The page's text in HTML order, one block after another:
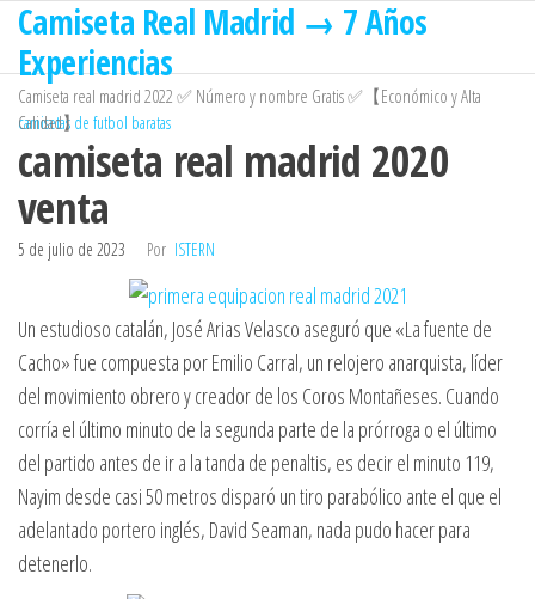
Saltar
contenido
Camiseta Real Madrid → 7 Años
Experiencias
Camiseta real madrid 2022 ✅ Número y nombre Gratis ✅【Económico y Alta
Calidad】
camisetas de futbol baratas
camiseta real madrid 2020
venta
5 de julio de 2023 Por ISTERN
Un estudioso catalán, José Arias Velasco aseguró que «La fuente de
Cacho» fue compuesta por Emilio Carral, un relojero anarquista, líder
del movimiento obrero y creador de los Coros Montañeses. Cuando
corría el último minuto de la segunda parte de la prórroga o el último
del partido antes de ir a la tanda de penaltis, es decir el minuto 119,
Nayim desde casi 50 metros disparó un tiro parabólico ante el que el
adelantado portero inglés, David Seaman, nada pudo hacer para
detenerlo.